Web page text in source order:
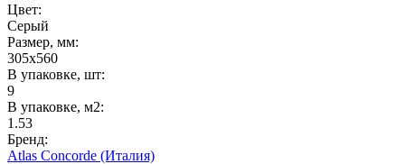
Цвет:
Серый
Размер, мм:
305x560
В упаковке, шт:
9
В упаковке, м2:
1.53
Бренд:
Atlas Concorde (Италия)